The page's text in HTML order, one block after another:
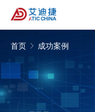
首页 成功案例